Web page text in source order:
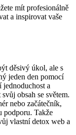
mít profesionálně
a inspirovat vaše
děsivý úkol, ale s
jeden den pomocí
a
obsah se světem.
nebo začátečník,
podporu. Takže
vlastní detox web a